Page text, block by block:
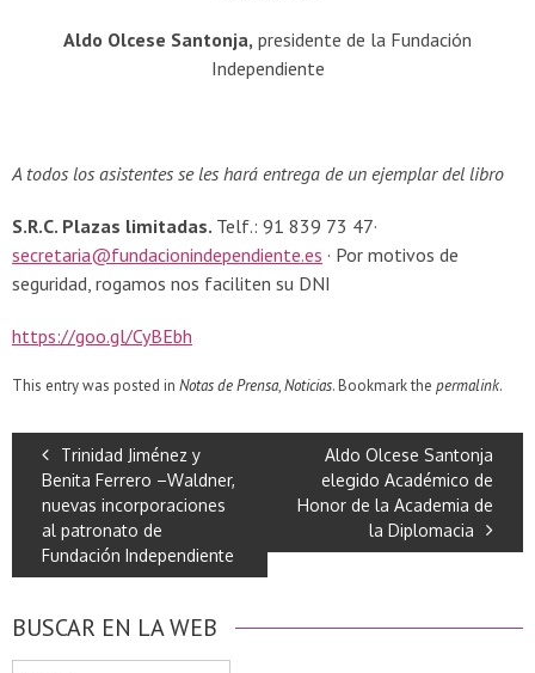
Aldo Olcese Santonja, presidente de la Fundación
Independiente
A todos los asistentes se les hará entrega de un ejemplar del libro
S.R.C. Plazas limitadas. Telf.: 91 839 73 47·
secretaria@fundacionindependiente.es · Por motivos de
seguridad, rogamos nos faciliten su DNI
https://goo.gl/CyBEbh
This entry was posted in Notas de Prensa,Noticias. Bookmark the permalink.
Trinidad Jiménez y
Benita Ferrero –Waldner,
nuevas incorporaciones
al patronato de
Fundación Independiente
Aldo Olcese Santonja
elegido Académico de
Honor de la Academia de
la Diplomacia
BUSCAR EN LA WEB